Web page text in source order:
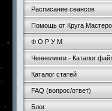
Расписание сеансов
Помощь от Круга
Ф О Р У М
Ченнелинги - Каталог
Каталог статей
FAQ (вопрос/ответ)
Блог